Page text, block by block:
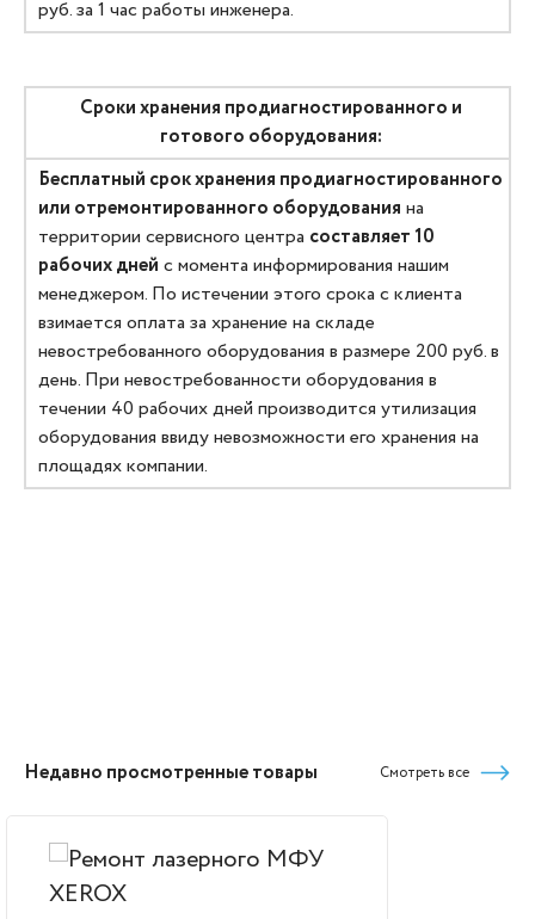
руб. за 1 час работы инженера.
Сроки хранения продиагностированного и
готового оборудования:
Бесплатный срок хранения продиагностированного
или отремонтированного оборудования на
территории сервисного центра составляет 10
рабочих дней с момента информирования нашим
менеджером. По истечении этого срока с клиента
взимается оплата за хранение на складе
невостребованного оборудования в размере 200 руб. в
день. При невостребованности оборудования в
течении 40 рабочих дней производится утилизация
оборудования ввиду невозможности его хранения на
площадях компании.
Недавно просмотренные товары Смотреть все